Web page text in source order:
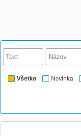
Všetko Novinka